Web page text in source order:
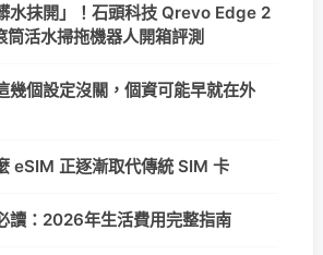
水抹開」！石頭科技 Qrevo Edge 2
活水掃拖機器人開箱評測
幾個設定沒關，個資可能早就在外
eSIM 正逐漸取代傳統 SIM 卡
讀：2026年生活費用完整指南